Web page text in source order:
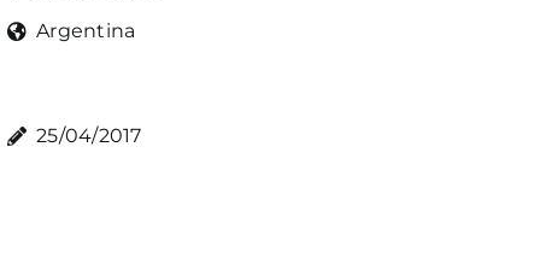
Argentina
25/04/2017